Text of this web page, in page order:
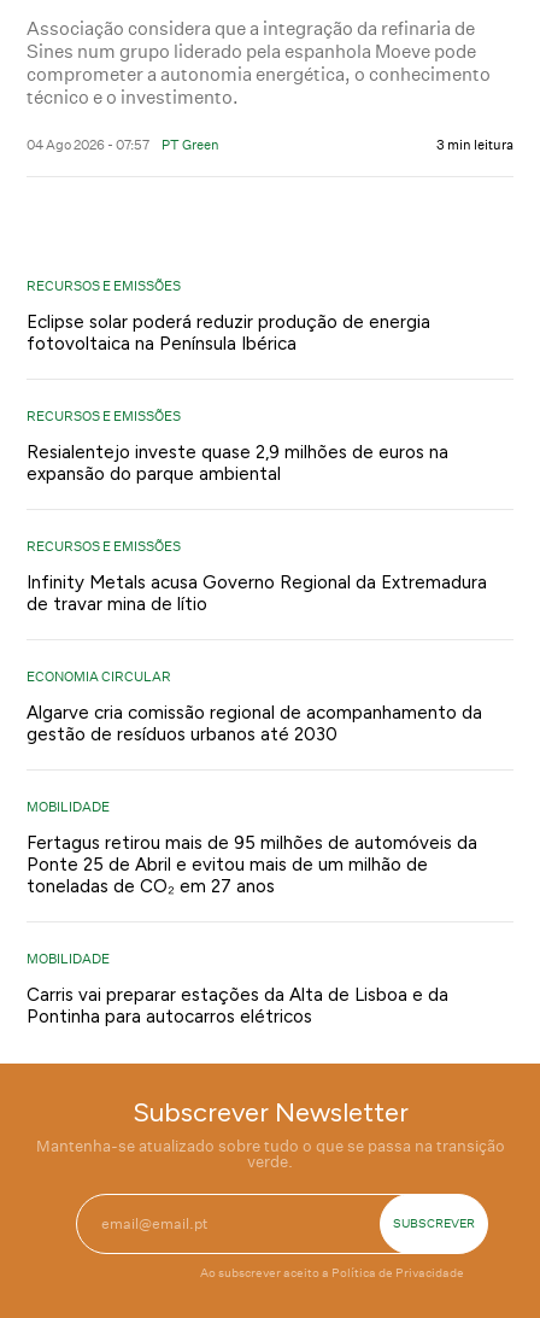
Associação considera que a integração da refinaria de
Sines num grupo liderado pela espanhola Moeve pode
comprometer a autonomia energética, o conhecimento
técnico e o investimento.
04 Ago 2026 - 07:57 PT Green 3 min leitura
RECURSOS E EMISSÕES
Eclipse solar poderá reduzir produção de energia
fotovoltaica na Península Ibérica
RECURSOS E EMISSÕES
Resialentejo investe quase 2,9 milhões de euros na
expansão do parque ambiental
RECURSOS E EMISSÕES
Infinity Metals acusa Governo Regional da Extremadura
de travar mina de lítio
ECONOMIA CIRCULAR
Algarve cria comissão regional de acompanhamento da
gestão de resíduos urbanos até 2030
MOBILIDADE
Fertagus retirou mais de 95 milhões de automóveis da
Ponte 25 de Abril e evitou mais de um milhão de
toneladas de CO₂ em 27 anos
MOBILIDADE
Carris vai preparar estações da Alta de Lisboa e da
Pontinha para autocarros elétricos
Subscrever Newsletter
Mantenha-se atualizado sobre tudo o que se passa na transição
verde.
Ao subscrever aceito a Política de Privacidade